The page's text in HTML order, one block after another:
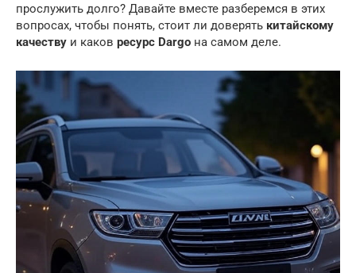
прослужить долго? Давайте вместе разберемся в этих
вопросах, чтобы понять, стоит ли доверять китайскому
качеству и каков ресурс Dargo на самом деле.